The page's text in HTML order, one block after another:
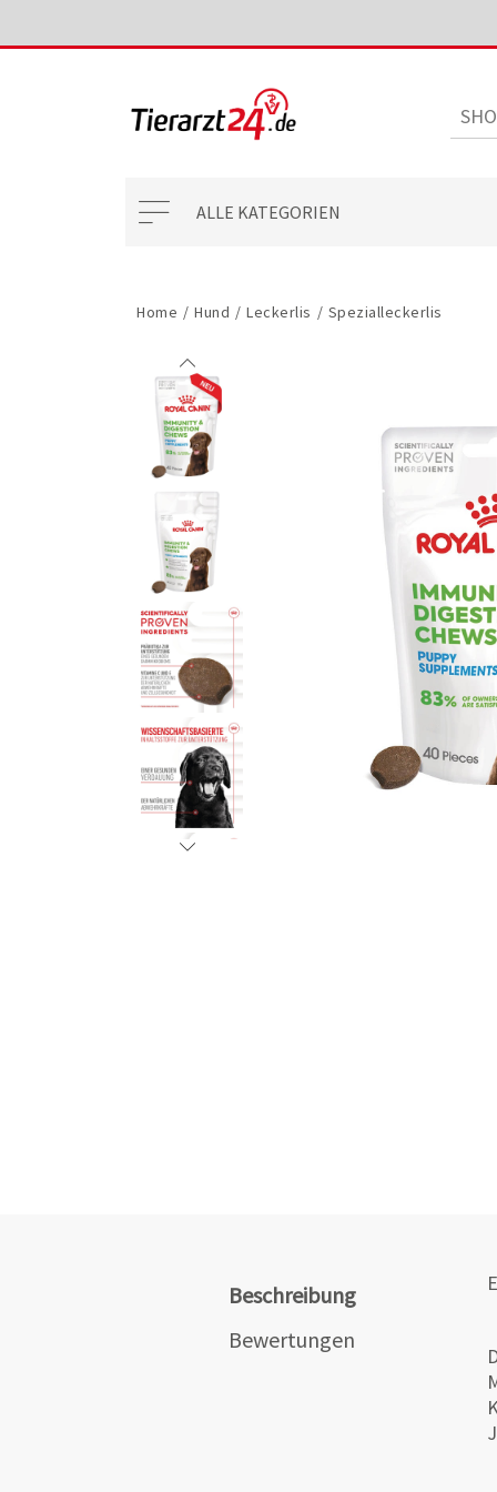
ALLE KATEGORIEN
Home / Hund / Leckerlis / Spezialleckerlis
Beschreibung
Bewertungen